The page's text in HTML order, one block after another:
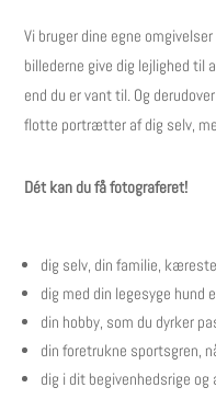
Vi bruger dine egne
billederne give dig lejlighed til
end du er vant til. Og
flotte portrætter af dig selv,
Dét kan du få fotograferet!
dig selv, din familie,
dig med din legesyge
din hobby, som du dyrker
din foretrukne sportsgren,
dig i dit begivenhedsrige